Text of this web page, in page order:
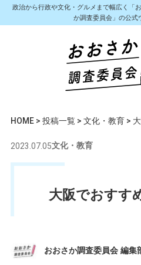
政治から行政や文化・グルメまで幅広く「
か調査委員会」の公式
HOME> 投稿一覧> 文化・教育>
2023.07.05文化・教育
大阪でおすす
おおさか調査委員会 編集